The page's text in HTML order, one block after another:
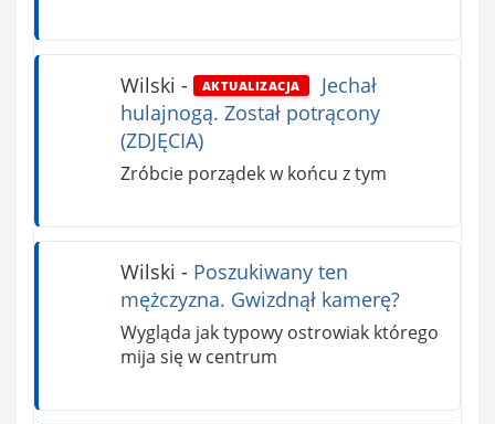
Wilski - AKTUALIZACJA
Jechał
hulajnogą. Został potrącony
(ZDJĘCIA)
Zróbcie porządek w końcu z tym
Wilski - Poszukiwany ten
mężczyzna. Gwizdnął kamerę?
Wygląda jak typowy ostrowiak którego
mija się w centrum